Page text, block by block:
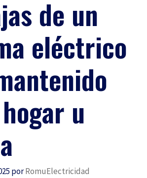
de un
eléctrico
u
porRomuElectricidad